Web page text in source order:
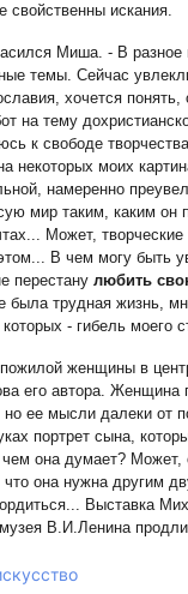
свойственны искания.
Миша. - В разное
темы. Сейчас
хочется
на тему
к свободе
некоторых моих
намеренно
мир таким, каким он
Может, творческие
В чем могу быть
перестану любить
была трудная жизнь,
- гибель моего
женщины в
его автора. Женщина
ее мысли далеки от
портрет сына,
она думает? Может,
она нужна другим
Выставка
В.И.Ленина